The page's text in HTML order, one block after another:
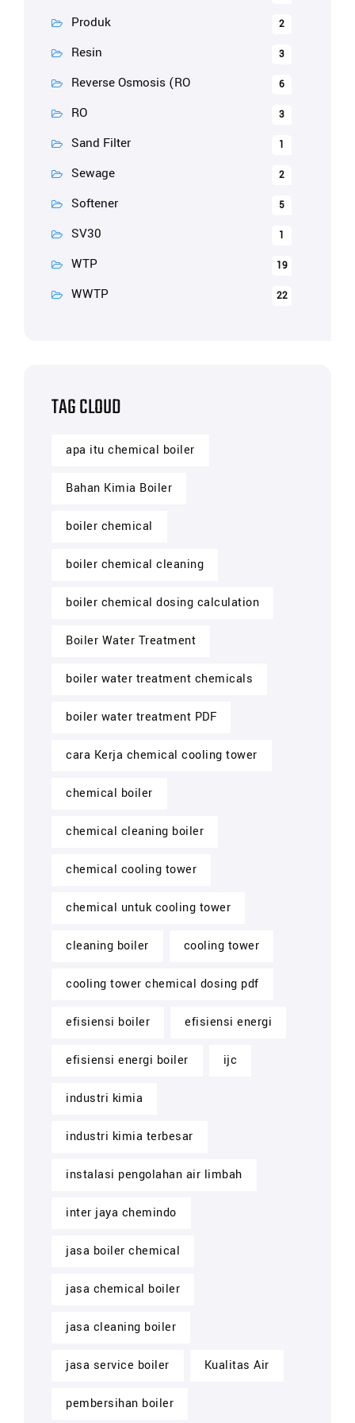
Produk 2
Resin 3
Reverse Osmosis (RO 6
RO 3
Sand Filter 1
Sewage 2
Softener 5
SV30 1
WTP 19
WWTP 22
TAG CLOUD
apa itu chemical boiler
Bahan Kimia Boiler
boiler chemical
boiler chemical cleaning
boiler chemical dosing calculation
Boiler Water Treatment
boiler water treatment chemicals
boiler water treatment PDF
cara Kerja chemical cooling tower
chemical boiler
chemical cleaning boiler
chemical cooling tower
chemical untuk cooling tower
cleaning boiler cooling tower
cooling tower chemical dosing pdf
efisiensi boiler efisiensi energi
efisiensi energi boiler ijc
industri kimia
industri kimia terbesar
instalasi pengolahan air limbah
inter jaya chemindo
jasa boiler chemical
jasa chemical boiler
jasa cleaning boiler
jasa service boiler Kualitas Air
pembersihan boiler